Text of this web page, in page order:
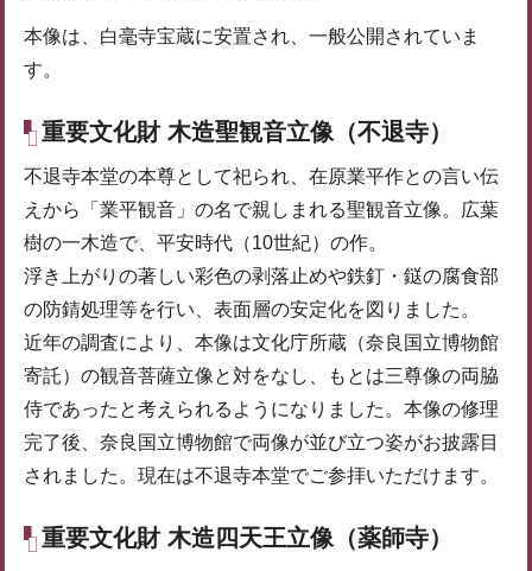
本像は、白毫寺宝蔵に安置され、一般公開されていま
す。
重要文化財 木造聖観音立像（不退寺）
不退寺本堂の本尊として祀られ、在原業平作との言い伝
えから「業平観音」の名で親しまれる聖観音立像。広葉
樹の一木造で、平安時代（10世紀）の作。
浮き上がりの著しい彩色の剥落止めや鉄釘・鎹の腐食部
の防錆処理等を行い、表面層の安定化を図りました。
近年の調査により、本像は文化庁所蔵（奈良国立博物館
寄託）の観音菩薩立像と対をなし、もとは三尊像の両脇
侍であったと考えられるようになりました。本像の修理
完了後、奈良国立博物館で両像が並び立つ姿がお披露目
されました。現在は不退寺本堂でご参拝いただけます。
重要文化財 木造四天王立像（薬師寺）